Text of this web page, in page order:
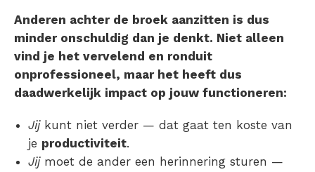
Anderen achter de broek aanzitten is dus
minder onschuldig dan je denkt. Niet alleen
vind je het vervelend en ronduit
onprofessioneel, maar het heeft dus
daadwerkelijk impact op jouw functioneren:
Jijkunt niet verder — dat gaat ten koste van
je productiviteit.
Jijmoet de ander een herinnering sturen —